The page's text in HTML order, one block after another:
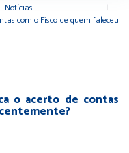
Notícias
com o Fisco de quem faleceu
o acerto de contas